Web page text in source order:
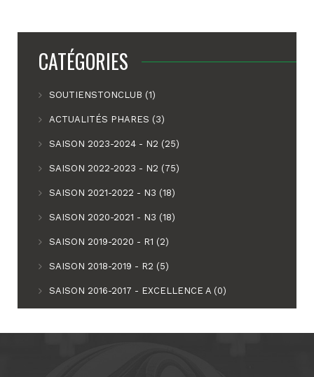
CATÉGORIES
SOUTIENSTONCLUB (1)
ACTUALITÉS PHARES (3)
SAISON 2023-2024 - N2 (25)
SAISON 2022-2023 - N2 (75)
SAISON 2021-2022 - N3 (18)
SAISON 2020-2021 - N3 (18)
SAISON 2019-2020 - R1 (2)
SAISON 2018-2019 - R2 (5)
SAISON 2016-2017 - EXCELLENCE A (0)